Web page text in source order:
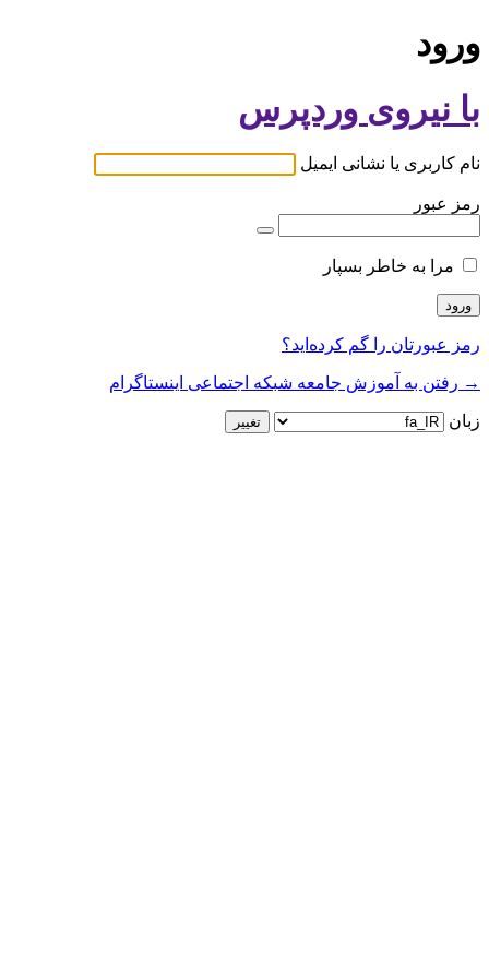
ورود
با نیروی وردپرس
نام کاربری یا نشانی ایمیل
رمز عبور
مرا به خاطر بسپار
رمز عبورتان را گم کرده‌اید؟
→ رفتن به آموزش جامعه شبکه اجتماعی اینستاگرام
زبان